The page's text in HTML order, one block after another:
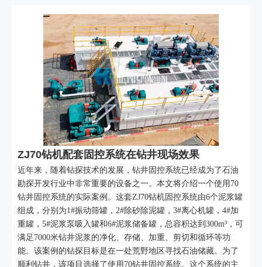
ZJ70钻机配套固控系统在钻井现场效果
近年来，随着钻探技术的发展，钻井固控系统已经成为了石油
勘探开发行业中非常重要的设备之一。本文将介绍一个使用70
钻井固控系统的实际案例。这套ZJ70钻机固控系统由6个泥浆罐
组成，分别为1#振动筛罐，2#除砂除泥罐，3#离心机罐，4#加
重罐，5#泥浆泵吸入罐和6#泥浆储备罐，总容积达到300m³，可
满足7000米钻井泥浆的净化、存储、加重、剪切和循环等功
能。该案例的钻探目标是在一处荒野地区寻找石油储藏。为了
顺利钻井，该项目选择了使用70钻井固控系统。这个系统的主